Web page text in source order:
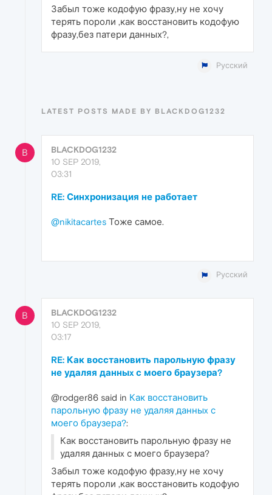
Забыл тоже кодофую фразу,ну не хочу
терять пороли ,как восстановить кодофую
фразу,без патери данных?,
Русский
LATEST POSTS MADE BY BLACKDOG1232
B
BLACKDOG1232
10 SEP 2019,
03:31
RE: Синхронизация не работает
@nikitacartes Тоже самое.
Русский
B
BLACKDOG1232
10 SEP 2019,
03:17
RE: Как восстановить парольную фразу
не удаляя данныx с моего браузера?
@rodger86 said in Как восстановить
парольную фразу не удаляя данныx с
моего браузера?:
Как восстановить парольную фразу не
удаляя данныx с моего браузера?
Забыл тоже кодофую фразу,ну не хочу
терять пороли ,как восстановить кодофую